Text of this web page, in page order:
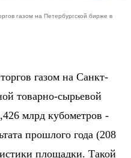
газом на Петербургской бирже в
газом на Санкт-
товарно-сырьевой
млрд кубометров -
прошлого года (208
площадки. Такой